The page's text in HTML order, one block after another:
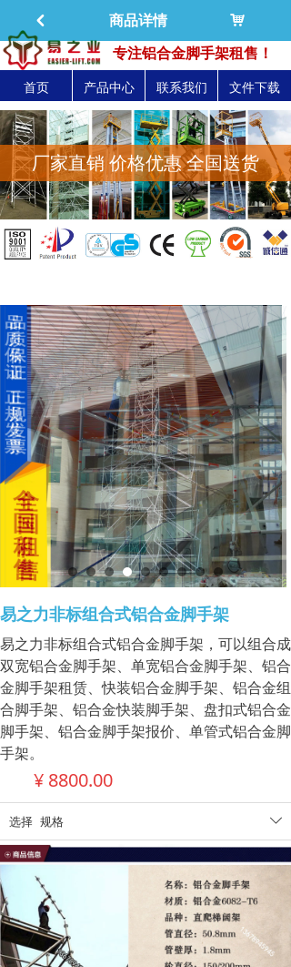
深圳市易之力机械设备有限公司-官方网站
专注铝合金脚手架租售！
首页 产品中心 联系我们 文件下载
厂家直销 价格优惠 全国送货
낒 商品详情 낙
易之力非标组合式铝合金脚手架
易之力非标组合式铝合金脚手架，可以组合成
双宽铝合金脚手架、单宽铝合金脚手架、铝合
金脚手架租赁、快装铝合金脚手架、铝合金组
合脚手架、铝合金快装脚手架、盘扣式铝合金
脚手架、铝合金脚手架报价、单管式铝合金脚
手架。
¥ 8800.00
ꄳ
选择 规格